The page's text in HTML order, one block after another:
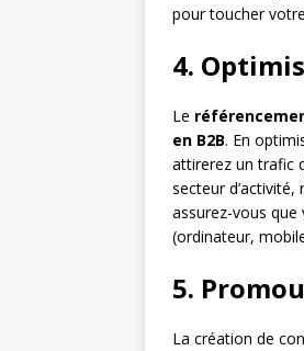
pour toucher
4.
Le
en B2B. En
attirerez un trafic
secteur
assurez-vous
(ordinateur,
5.
La création de